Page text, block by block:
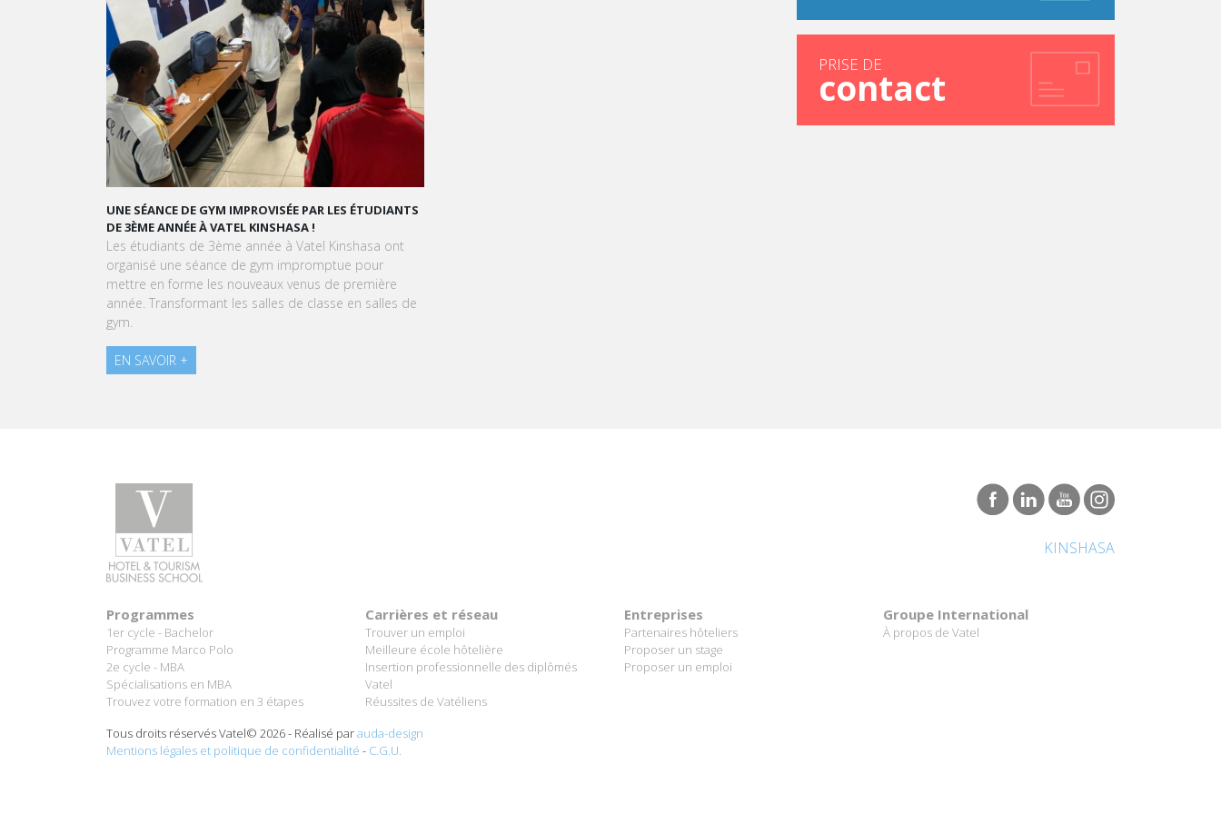
UNE SÉANCE DE GYM IMPROVISÉE PAR LES ÉTUDIANTS
DE 3ÈME ANNÉE À VATEL KINSHASA !
Les étudiants de 3ème année à Vatel Kinshasa ont
organisé une séance de gym impromptue pour
mettre en forme les nouveaux venus de première
année. Transformant les salles de classe en salles de
gym.
EN SAVOIR +
GRAND ORAL : TRANSFORMONS LE STRESS EN SUCCÈS
À l'approche du Grand Oral, les étudiants de Vatel
pâtissière.
PRISE DE
contact
KINSHASA
Programmes
1er cycle - Bachelor
Programme Marco Polo
2e cycle - MBA
Spécialisations en MBA
Trouvez votre formation en 3 étapes
Carrières et réseau
Trouver un emploi
Meilleure école hôtelière
Insertion professionnelle des diplômés
Vatel
Réussites de Vatéliens
Entreprises
Partenaires hôteliers
Proposer un stage
Proposer un emploi
Groupe International
À propos de Vatel
Tous droits réservés Vatel© 2026 - Réalisé parauda-design
Mentions légales et politique de confidentialité - C.G.U.